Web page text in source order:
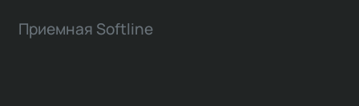
Приемная Softline